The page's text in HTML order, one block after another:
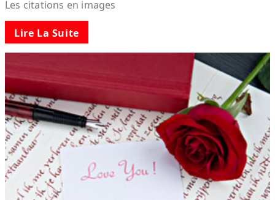
Les citations en images
Lire La Suite